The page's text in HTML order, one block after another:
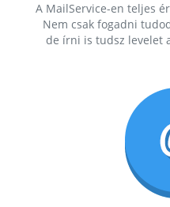
A MailService-en teljes
Nem csak fogadni
de írni is tudsz levelet